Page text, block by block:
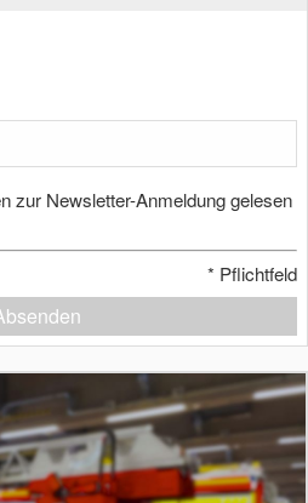
zur Newsletter-Anmeldung gelesen
* Pflichtfeld